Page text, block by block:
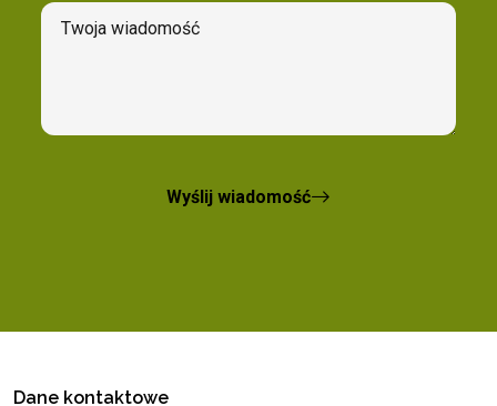
Wyślij wiadomość
Dane kontaktowe